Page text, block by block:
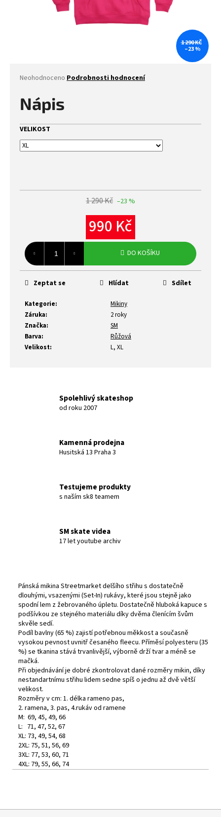
Průměrné
produktu
je
z
5
hvězdiček.
Neohodnoceno Podrobnosti hodnocení
Nápis
VELIKOST
1 290 Kč –23 %
990 Kč
cena:
DO KOŠÍKU
Kategorie:
Mikiny
Záruka:
2 roky
Značka:
SM
Barva:
Růžová
Velikost: L, XL
Zeptat se Hlídat Sdílet
1 290 KČ
–23 %
Spolehlivý skateshop
od roku 2007
Kamenná prodejna
Husitská 13 Praha 3
Testujeme produkty
s naším sk8 teamem
SM skate videa
17 let youtube archiv
Pánská mikina Streetmarket delšího střihu s dostatečně
dlouhými, vsazenými (Set-In) rukávy, které jsou stejně jako
spodní lem z žebrovaného úpletu. Dostatečně hluboká kapuce s
podšívkou ze stejného materiálu díky dvěma členícím švům
skvěle sedí.
Podíl bavlny (65 %) zajistí potřebnou měkkost a současně
vysokou pevnost uvnitř česaného fleecu. Příměsí polyesteru (35
%) se tkanina stává trvanlivější, výborně drží tvar a méně se
mačká.
Při objednávání je dobré zkontrolovat dané rozměry mikin, díky
nestandartnímu střihu lidem sedne spíš o jednu až dvě větší
velikost.
Rozměry v cm: 1. délka rameno pas,
2. ramena, 3. pas, 4.rukáv od ramene
M: 69, 45, 49, 66
L: 71, 47, 52, 67
XL: 73, 49, 54, 68
2XL: 75, 51, 56, 69
3XL: 77, 53, 60, 71
4XL: 79, 55, 66, 74